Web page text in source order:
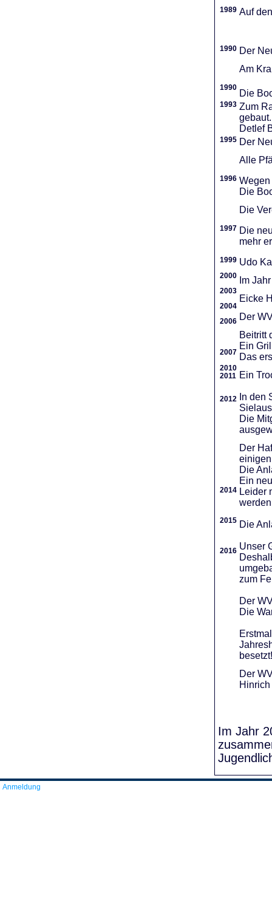
1989 Auf
1990 Der
Am
1990
Die
1993 Zum
gebaut.
Detlef
1995 Der
Alle
1996
Die
Die
1997 Die
mehr
1999
2000
2003
2004
2006
2007
2010
2011
2012
2014
2015
2016
Udo
Im
Eicke
Der
Beitritt
Ein
Das
Ein
In den
Die
Der
Die
Ein
Leider
Die
Unser
zum
Der
Die
besetzt!
Der
Im Jahr
Anmeldung